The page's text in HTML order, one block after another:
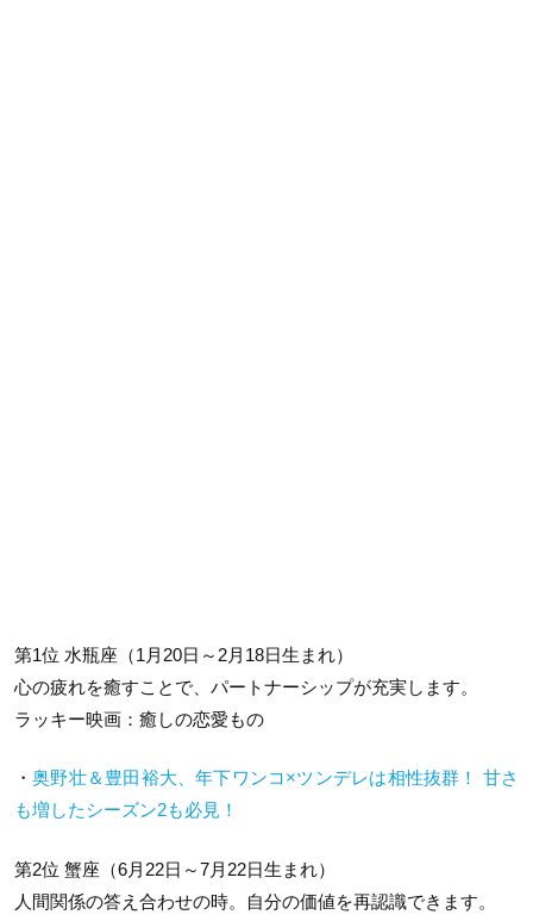
第1位 水瓶座（1月20日～2月18日生まれ）
心の疲れを癒すことで、パートナーシップが充実します。
ラッキー映画：癒しの恋愛もの
・奥野壮＆豊田裕大、年下ワンコ×ツンデレは相性抜群！ 甘さ
も増したシーズン2も必見！
第2位 蟹座（6月22日～7月22日生まれ）
人間関係の答え合わせの時。自分の価値を再認識できます。